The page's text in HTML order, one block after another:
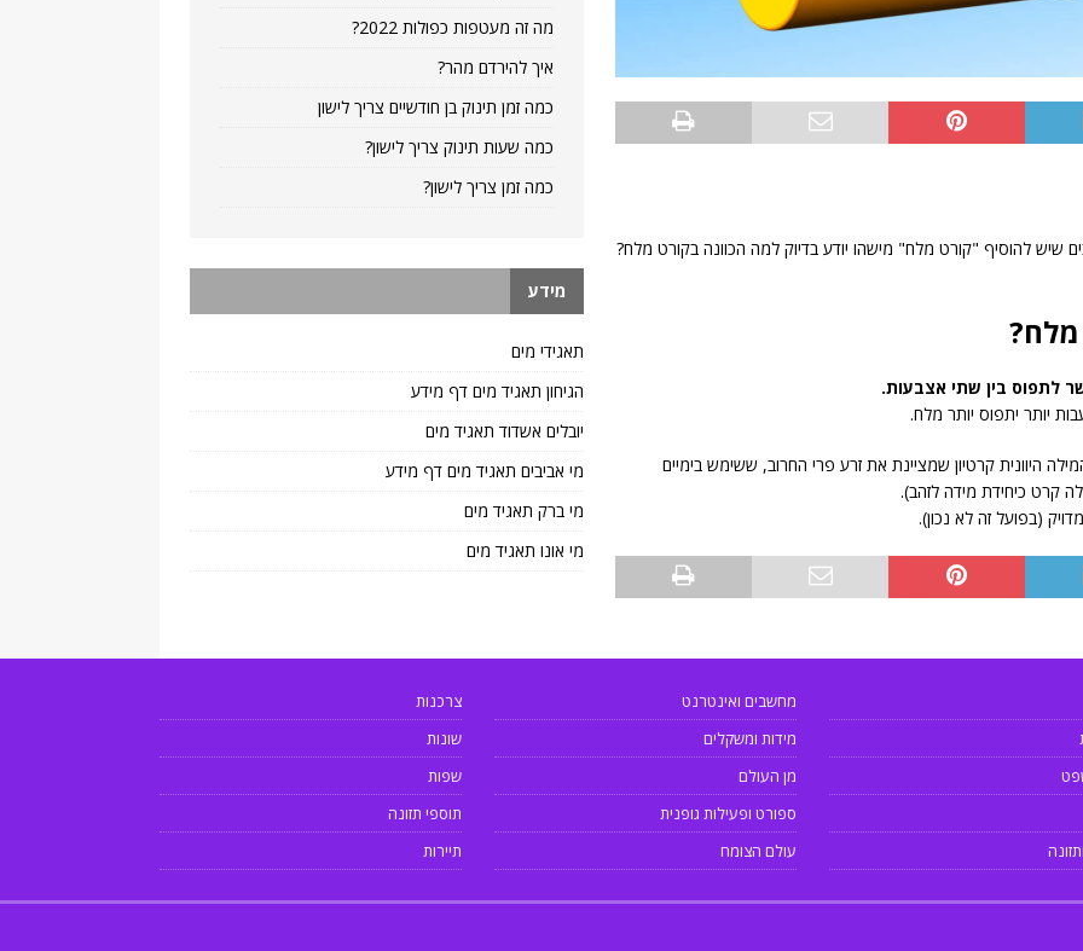
שיש להוסיף "קורט מלח" מישהו יודע בדיוק למה הכוונה בקורט מלח?
לתפוס בין שתי אצבעות.
יותר יתפוס יותר מלח.
היוונית קרטיון שמציינת את זרע פרי החרוב, ששימש בימיים
קרט כיחידת מידה לזהב).
(בפועל זה לא נכון).
מה זה מעטפות כפולות 2022?
איך להירדם מהר?
כמה זמן תינוק בן חודשיים צריך לישון
כמה שעות תינוק צריך לישון?
כמה זמן צריך לישון?
מידע
תאגידי מים
הגיחון תאגיד מים דף מידע
יובלים אשדוד תאגיד מים
מי אביבים תאגיד מים דף מידע
מי ברק תאגיד מים
מי אונו תאגיד מים
מחשבים ואינטרנט
מידות ומשקלים
מן העולם
ספורט ופעילות גופנית
עולם הצומח
צרכנות
שונות
שפות
תוספי תזונה
תיירות